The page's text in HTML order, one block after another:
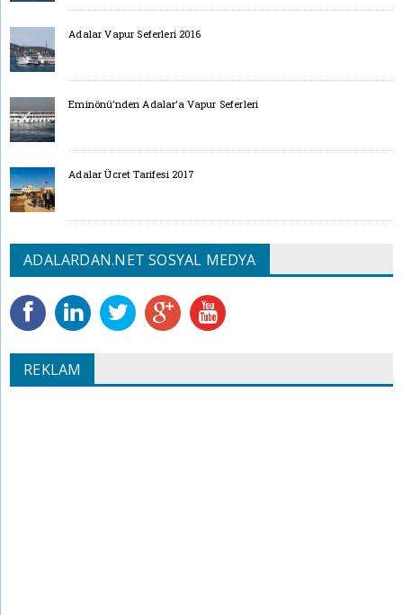
Adalar Vapur Seferleri 2016
Eminönü’nden Adalar’a Vapur Seferleri
Adalar Ücret Tarifesi 2017
ADALARDAN.NET SOSYAL MEDYA
REKLAM